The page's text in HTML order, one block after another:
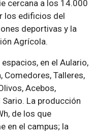
cercana a los 14.000
los edificios del
deportivas y la
Agrícola.
en el Aulario,
Comedores, Talleres,
Acebos,
La producción
de los que
en el campus; la